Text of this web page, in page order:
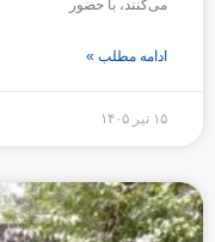
می‌کنند، با حضور
ادامه مطلب »
۱۵ تیر ۱۴۰۵